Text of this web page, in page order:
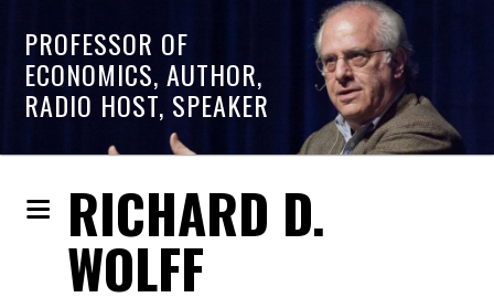
PROFESSOR OF
ECONOMICS, AUTHOR,
RADIO HOST, SPEAKER
RICHARD D.
WOLFF